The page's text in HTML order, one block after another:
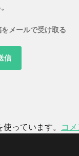
メールで受け取る
っています。 コ